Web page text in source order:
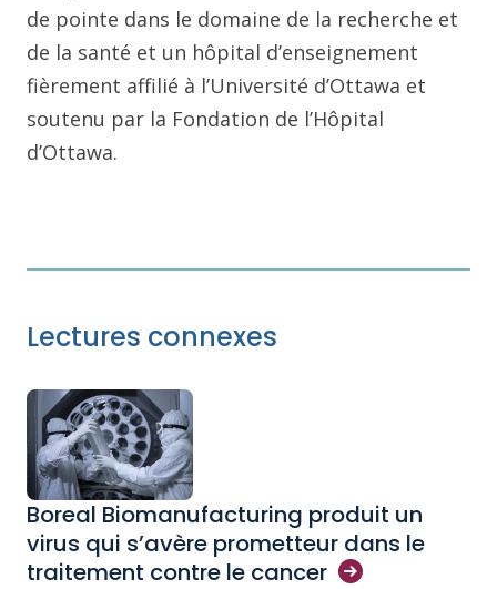
de pointe dans le domaine de la recherche et
de la santé et un hôpital d’enseignement
fièrement affilié à l’Université d’Ottawa et
soutenu par la Fondation de l’Hôpital
d’Ottawa.
Lectures connexes
Boreal Biomanufacturing produit un
virus qui s’avère prometteur dans le
traitement contre le cancer